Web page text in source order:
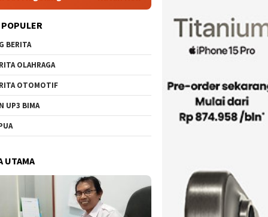
BERITA
OLAHRAGA
OTOMOTIF
UP3 BIMA
UTAMA